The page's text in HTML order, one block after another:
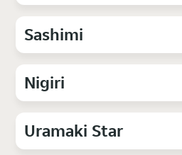
Sashimi
Nigiri
Uramaki Star